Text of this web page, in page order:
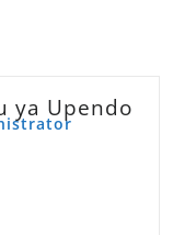
ya Upendo